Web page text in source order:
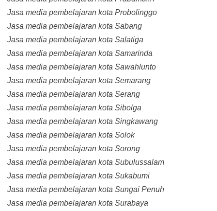
Jasa media pembelajaran kota Probolinggo
Jasa media pembelajaran kota Sabang
Jasa media pembelajaran kota Salatiga
Jasa media pembelajaran kota Samarinda
Jasa media pembelajaran kota Sawahlunto
Jasa media pembelajaran kota Semarang
Jasa media pembelajaran kota Serang
Jasa media pembelajaran kota Sibolga
Jasa media pembelajaran kota Singkawang
Jasa media pembelajaran kota Solok
Jasa media pembelajaran kota Sorong
Jasa media pembelajaran kota Subulussalam
Jasa media pembelajaran kota Sukabumi
Jasa media pembelajaran kota Sungai Penuh
Jasa media pembelajaran kota Surabaya